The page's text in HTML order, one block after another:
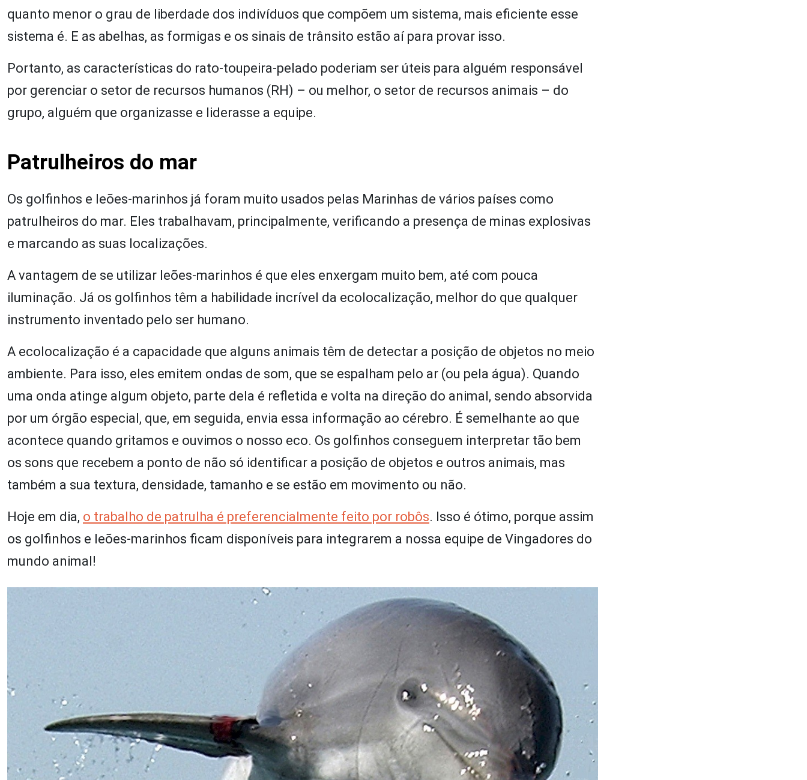
quanto menor o grau de liberdade dos indivíduos que compõem um sistema, mais eficiente esse
sistema é. E as abelhas, as formigas e os sinais de trânsito estão aí para provar isso.
Portanto, as características do rato-toupeira-pelado poderiam ser úteis para alguém responsável
por gerenciar o setor de recursos humanos (RH) – ou melhor, o setor de recursos animais – do
grupo, alguém que organizasse e liderasse a equipe.
Patrulheiros do mar
Os golfinhos e leões-marinhos já foram muito usados pelas Marinhas de vários países como
patrulheiros do mar. Eles trabalhavam, principalmente, verificando a presença de minas explosivas
e marcando as suas localizações.
A vantagem de se utilizar leões-marinhos é que eles enxergam muito bem, até com pouca
iluminação. Já os golfinhos têm a habilidade incrível da ecolocalização, melhor do que qualquer
instrumento inventado pelo ser humano.
A ecolocalização é a capacidade que alguns animais têm de detectar a posição de objetos no meio
ambiente. Para isso, eles emitem ondas de som, que se espalham pelo ar (ou pela água). Quando
uma onda atinge algum objeto, parte dela é refletida e volta na direção do animal, sendo absorvida
por um órgão especial, que, em seguida, envia essa informação ao cérebro. É semelhante ao que
acontece quando gritamos e ouvimos o nosso eco. Os golfinhos conseguem interpretar tão bem
os sons que recebem a ponto de não só identificar a posição de objetos e outros animais, mas
também a sua textura, densidade, tamanho e se estão em movimento ou não.
Hoje em dia, o trabalho de patrulha é preferencialmente feito por robôs. Isso é ótimo, porque assim
os golfinhos e leões-marinhos ficam disponíveis para integrarem a nossa equipe de Vingadores do
mundo animal!